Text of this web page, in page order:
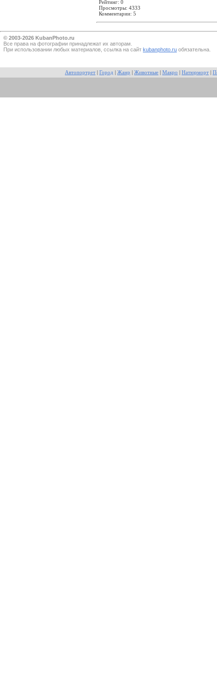
Рейтинг: 0
Просмотры: 4333
Комментарии: 5
© 2003-2026 KubanPhoto.ru
Все прaва на фотографии принадлежат их авторам.
При использовании любых материалов, ссылка на сайт kubanphoto.ru обязательна.
Автопортрет Город Жанр Животные Макро Натюрморт